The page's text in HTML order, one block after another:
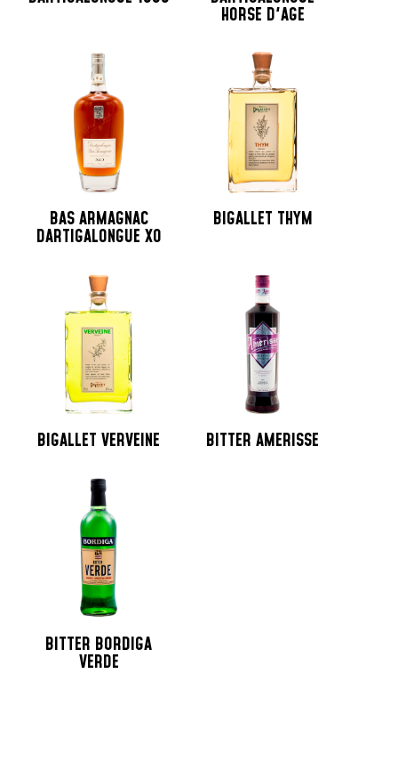
HORSE D'AGE
BAS ARMAGNAC
DARTIGALONGUE XO
BIGALLET THYM
BIGALLET VERVEINE BITTER AMERISSE
BITTER BORDIGA
VERDE